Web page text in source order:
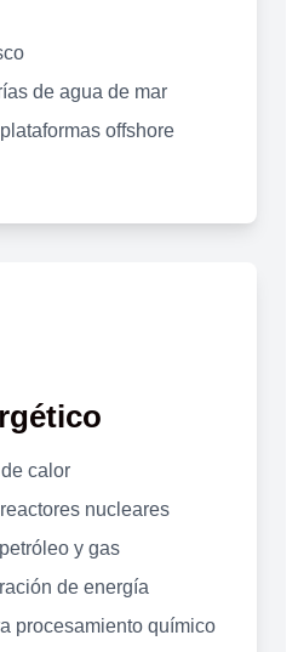
de agua de mar
offshore
calor
nucleares
y gas
de energía
procesamiento químico